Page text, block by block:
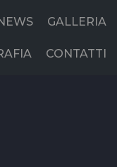
GALLERIA
CONTATTI